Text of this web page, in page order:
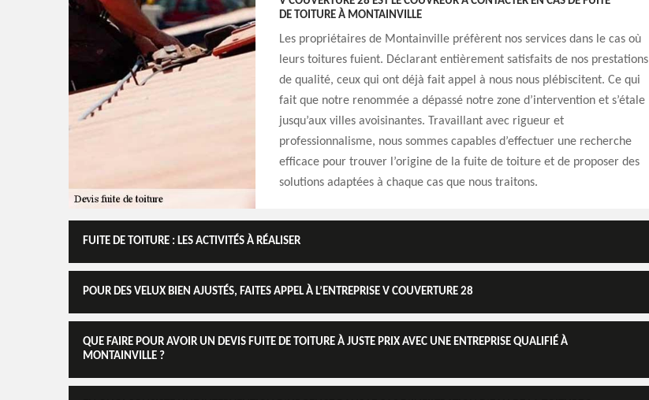
DE TOITURE À MONTAINVILLE
Les propriétaires de Montainville préfèrent nos services dans le cas où
leurs toitures fuient. Déclarant entièrement satisfaits de nos prestations
de qualité, ceux qui ont déjà fait appel à nous nous plébiscitent. Ce qui
fait que notre renommée a dépassé notre zone d’intervention et s’étale
jusqu’aux villes avoisinantes. Travaillant avec rigueur et
professionnalisme, nous sommes capables d’effectuer une recherche
efficace pour trouver l’origine de la fuite de toiture et de proposer des
solutions adaptées à chaque cas que nous traitons.
FUITE DE TOITURE : LES ACTIVITÉS À RÉALISER
POUR DES VELUX BIEN AJUSTÉS, FAITES APPEL À L’ENTREPRISE V COUVERTURE 28
QUE FAIRE POUR AVOIR UN DEVIS FUITE DE TOITURE À JUSTE PRIX AVEC UNE ENTREPRISE QUALIFIÉ À
MONTAINVILLE ?